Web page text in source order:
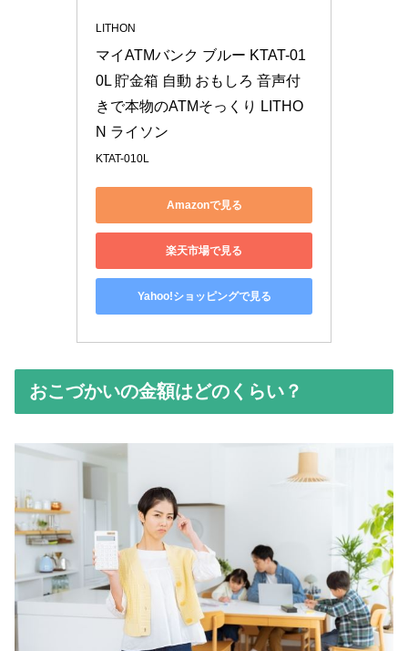
LITHON
マイATMバンク ブルー KTAT-01
0L 貯金箱 自動 おもしろ 音声付
きで本物のATMそっくり LITHO
N ライソン
KTAT-010L
Amazonで見る
楽天市場で見る
Yahoo!ショッピングで見る
おこづかいの金額はどのくらい？